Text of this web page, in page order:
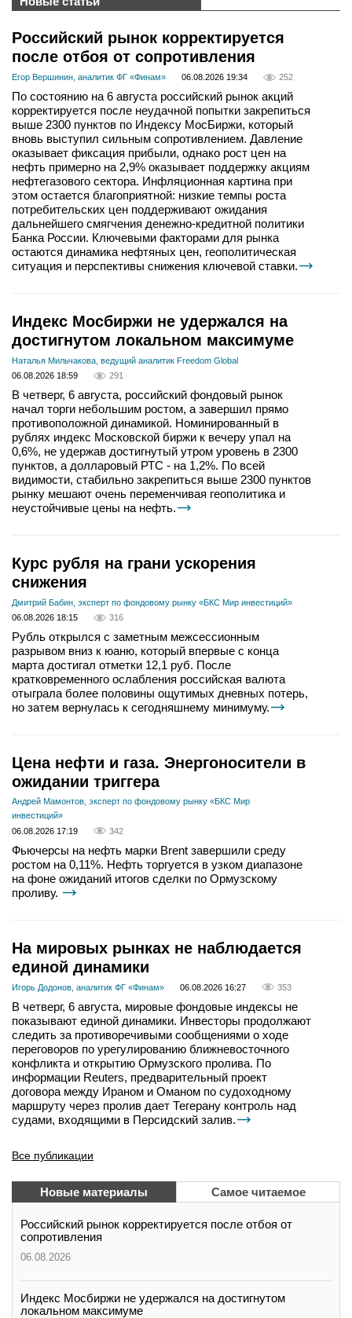
Российский рынок корректируется
после отбоя от сопротивления
Егор Вершинин, аналитик ФГ «Финам» 06.08.2026 19:34 252
По состоянию на 6 августа российский рынок акций
корректируется после неудачной попытки закрепиться
выше 2300 пунктов по Индексу МосБиржи, который
вновь выступил сильным сопротивлением. Давление
оказывает фиксация прибыли, однако рост цен на
нефть примерно на 2,9% оказывает поддержку акциям
нефтегазового сектора. Инфляционная картина при
этом остается благоприятной: низкие темпы роста
потребительских цен поддерживают ожидания
дальнейшего смягчения денежно-кредитной политики
Банка России. Ключевыми факторами для рынка
остаются динамика нефтяных цен, геополитическая
ситуация и перспективы снижения ключевой ставки.
Индекс Мосбиржи не удержался на
достигнутом локальном максимуме
Наталья Мильчакова, ведущий аналитик Freedom Global
06.08.2026 18:59
291
В четверг, 6 августа, российский фондовый рынок
начал торги небольшим ростом, а завершил прямо
противоположной динамикой. Номинированный в
рублях индекс Московской биржи к вечеру упал на
0,6%, не удержав достигнутый утром уровень в 2300
пунктов, а долларовый РТС - на 1,2%. По всей
видимости, стабильно закрепиться выше 2300 пунктов
рынку мешают очень переменчивая геополитика и
неустойчивые цены на нефть.
Курс рубля на грани ускорения
снижения
Дмитрий Бабин, эксперт по фондовому рынку «БКС Мир инвестиций»
06.08.2026 18:15
316
Рубль открылся с заметным межсессионным
разрывом вниз к юаню, который впервые с конца
марта достигал отметки 12,1 руб. После
кратковременного ослабления российская валюта
отыграла более половины ощутимых дневных потерь,
но затем вернулась к сегодняшнему минимуму.
Цена нефти и газа. Энергоносители в
ожидании триггера
Андрей Мамонтов, эксперт по фондовому рынку «БКС Мир
инвестиций»
06.08.2026 17:19
342
Фьючерсы на нефть марки Brent завершили среду
ростом на 0,11%. Нефть торгуется в узком диапазоне
на фоне ожиданий итогов сделки по Ормузскому
проливу.
На мировых рынках не наблюдается
единой динамики
Игорь Додонов, аналитик ФГ «Финам» 06.08.2026 16:27 353
В четверг, 6 августа, мировые фондовые индексы не
показывают единой динамики. Инвесторы продолжают
следить за противоречивыми сообщениями о ходе
переговоров по урегулированию ближневосточного
конфликта и открытию Ормузского пролива. По
информации Reuters, предварительный проект
договора между Ираном и Оманом по судоходному
маршруту через пролив дает Тегерану контроль над
судами, входящими в Персидский залив.
Все публикации
Новые материалы Самое читаемое
Российский рынок корректируется после отбоя от
сопротивления
06.08.2026
Индекс Мосбиржи не удержался на достигнутом
локальном максимуме